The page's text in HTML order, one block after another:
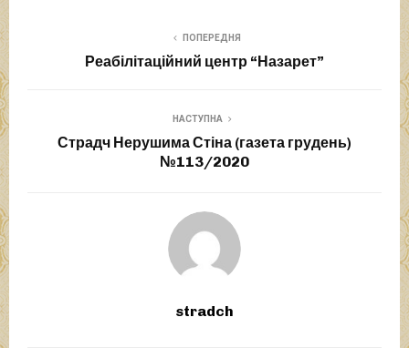
ПОПЕРЕДНЯ
Реабілітаційний центр “Назарет”
НАСТУПНА
Страдч Нерушима Стіна (газета грудень)
№113/2020
stradch